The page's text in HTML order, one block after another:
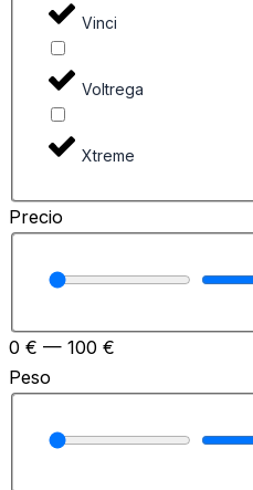
Vinci
Voltrega
Xtreme
Precio
0 € — 100 €
Peso